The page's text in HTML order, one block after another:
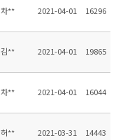
차** 2021-04-01 16296
김** 2021-04-01 19865
차** 2021-04-01 16044
허** 2021-03-31 14443